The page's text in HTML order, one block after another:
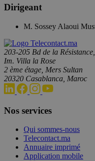
Dirigeant
M. Sossey Alaoui
203-205 Bd de la Résistance,
Im. Villa la Rose
2 ème étage, Mers Sultan
20320 Casablanca, Maroc
Nos services
Qui sommes-nous
Telecontact.ma
Annuaire imprimé
Application mobile